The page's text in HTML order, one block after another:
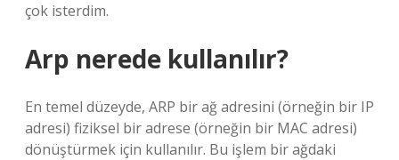
çok isterdim.
Arp nerede kullanılır?
En temel düzeyde, ARP bir ağ adresini (örneğin bir IP
adresi) fiziksel bir adrese (örneğin bir MAC adresi)
dönüştürmek için kullanılır. Bu işlem bir ağdaki